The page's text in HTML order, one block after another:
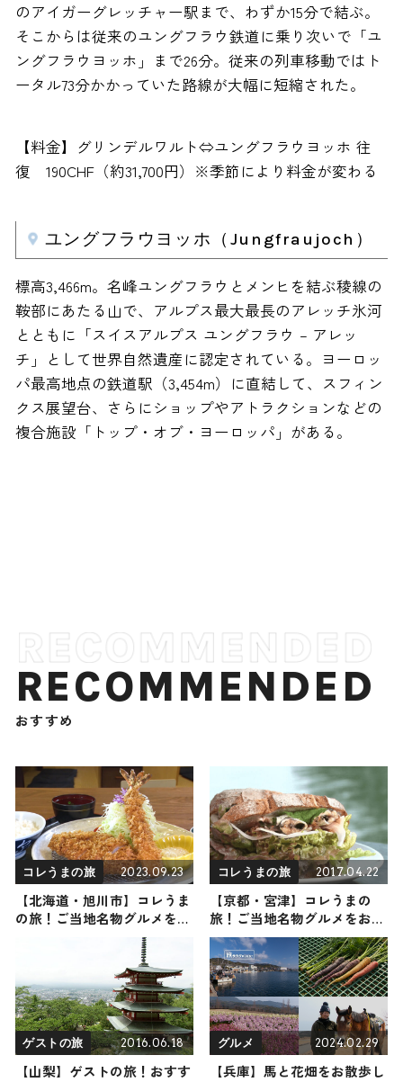
のアイガーグレッチャー駅まで、わずか15分で結ぶ。
そこからは従来のユングフラウ鉄道に乗り次いで「ユ
ングフラウヨッホ」まで26分。従来の列車移動ではト
ータル73分かかっていた路線が大幅に短縮された。
【料金】グリンデルワルト⇔ユングフラウヨッホ 往
復 190CHF（約31,700円）※季節により料金が変わる
ユングフラウヨッホ（Jungfraujoch）
標高3,466m。名峰ユングフラウとメンヒを結ぶ稜線の
鞍部にあたる山で、アルプス最大最長のアレッチ氷河
とともに「スイスアルプス ユングフラウ – アレッ
チ」として世界自然遺産に認定されている。ヨーロッ
パ最高地点の鉄道駅（3,454m）に直結して、スフィン
クス展望台、さらにショップやアトラクションなどの
複合施設「トップ・オブ・ヨーロッパ」がある。
RECOMMENDED
おすすめ
コレうまの旅 2023.09.23
【北海道・旭川市】コレうま
の旅！ご当地名物グルメをお
コレうまの旅 2017.04.22
【京都・宮津】コレうまの
旅！ご当地名物グルメをお届
け
ゲストの旅 2016.06.18
【山梨】ゲストの旅！おすす
グルメ 2024.02.29
【兵庫】馬と花畑をお散歩し